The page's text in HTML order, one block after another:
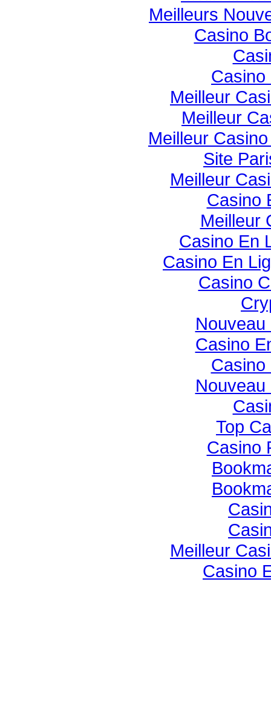
Meilleurs
Casino
Casino
Meilleur
Meilleur
Meilleur
Site
Meilleur
Casino
Meilleur
Casino En
Casino En
Casino
Casino
Casino
Top
Casino
Meilleur
Casino